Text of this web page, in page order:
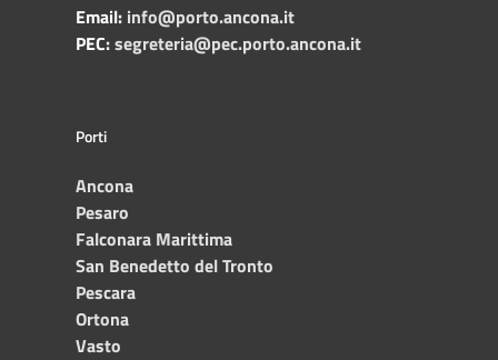
Email: info@porto.ancona.it
PEC:segreteria@pec.porto.ancona.it
Porti
Ancona
Pesaro
Falconara Marittima
San Benedetto del Tronto
Pescara
Ortona
Vasto